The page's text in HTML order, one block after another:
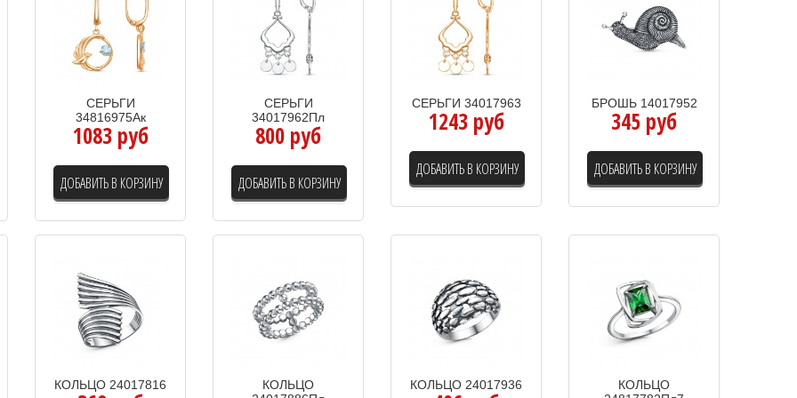
СЕРЬГИ
34816975Ак
1083 руб
ДОБАВИТЬ В КОРЗИНУ
СЕРЬГИ
34017962Пл
800 руб
ДОБАВИТЬ В КОРЗИНУ
СЕРЬГИ 34017963
1243 руб
ДОБАВИТЬ В КОРЗИНУ
БРОШЬ 14017952
345 руб
ДОБАВИТЬ В КОРЗИНУ
КОЛЬЦО 24017816
КОЛЬЦО
КОЛЬЦО 24017936
КОЛЬЦО